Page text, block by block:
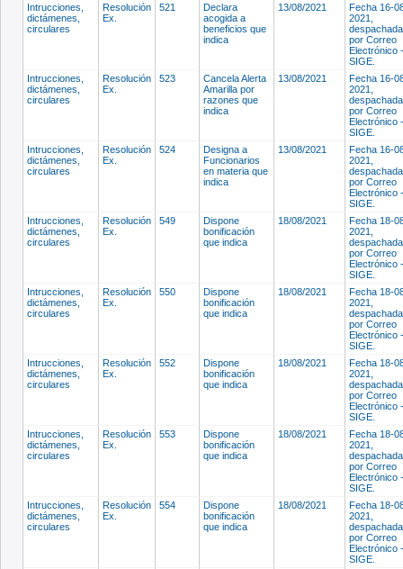
Intrucciones,
dictámenes,
circulares
Resolución
Ex.
521
Declara
acogida a
beneficios que
indica
13/08/2021
Fecha 16-
2021,
despachada
por Correo
Electrónico -
SIGE.
Intrucciones,
dictámenes,
circulares
Resolución
Ex.
523
Cancela Alerta
Amarilla por
razones que
indica
13/08/2021
Fecha 16-
2021,
despachada
por Correo
Electrónico -
SIGE.
Intrucciones,
dictámenes,
circulares
Resolución
Ex.
524
Designa a
Funcionarios
en materia que
indica
13/08/2021
Fecha 16-
2021,
despachada
por Correo
Electrónico -
SIGE.
Intrucciones,
dictámenes,
circulares
Resolución
Ex.
549
Dispone
bonificación
que indica
18/08/2021
Fecha 18-
2021,
despachada
por Correo
Electrónico -
SIGE.
Intrucciones,
dictámenes,
circulares
Resolución
Ex.
550
Dispone
bonificación
que indica
18/08/2021
Fecha 18-
2021,
despachada
por Correo
Electrónico -
SIGE.
Intrucciones,
dictámenes,
circulares
Resolución
Ex.
552
Dispone
bonificación
que indica
18/08/2021
Fecha 18-
2021,
despachada
por Correo
Electrónico -
SIGE.
Intrucciones,
dictámenes,
circulares
Resolución
Ex.
553
Dispone
bonificación
que indica
18/08/2021
Fecha 18-
2021,
despachada
por Correo
Electrónico -
SIGE.
Intrucciones,
dictámenes,
circulares
Resolución
Ex.
554
Dispone
bonificación
que indica
18/08/2021
Fecha 18-
2021,
despachada
por Correo
Electrónico -
SIGE.